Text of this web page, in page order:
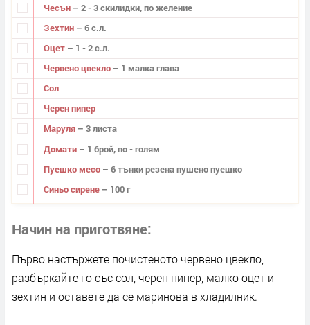
Чесън – 2 - 3 скилидки, по желение
Зехтин – 6 с.л.
Оцет – 1 - 2 с.л.
Червено цвекло – 1 малка глава
Сол
Черен пипер
Маруля – 3 листа
Домати – 1 брой, по - голям
Пуешко месо – 6 тънки резена пушено пуешко
Синьо сирене – 100 г
Начин на приготвяне
Първо настържете почистеното червено цвекло,
разбъркайте го със сол, черен пипер, малко оцет и
зехтин и оставете да се маринова в хладилник.